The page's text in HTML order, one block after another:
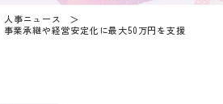
人事ニュース
業承継や経営安定化に最大50万円を支援